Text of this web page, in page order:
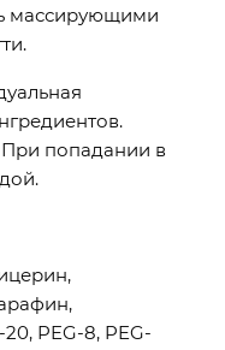
массирующими
При попадании в
PEG-8, PEG-